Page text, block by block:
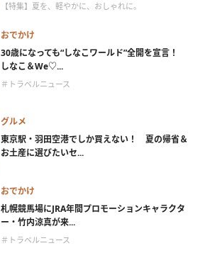
【特集】夏を、軽やかに、おしゃれに。
おでかけ
30歳になっても“しなこワールド”全開を宣言！
しなこ＆We♡...
＃トラベルニュース
グルメ
東京駅・羽田空港でしか買えない！ 夏の帰省＆
お土産に選びたいセ...
おでかけ
札幌競馬場にJRA年間プロモーションキャラクタ
ー・竹内涼真が来...
＃トラベルニュース